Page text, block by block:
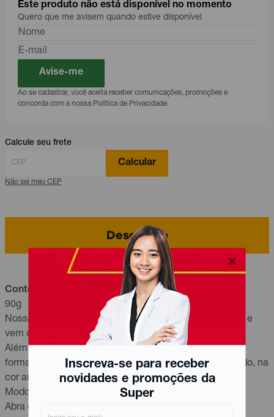
Inscreva-se para receber
novidades e promoções da
Super
Este produto não está disponível no momento
Quero que me avisem quando estive disponível
Avise-me
Ao se cadastrar, você aceita receber comunicações, promoções e
concorda com a nossa Política de Privacidade.
Calcule seu frete
Calcular
Não sei meu CEP
Descrição
Conteúdo:
90g
Nossas Bananas Fini são cremosas, macias, docinhas e
vem direto do cacho pra você!
Além de clássicas, são uma delícia, experimente! Em
formato e sabor de banana com acabamento açucarado, na
cor amarela.
Modo de uso
Abra e consuma.